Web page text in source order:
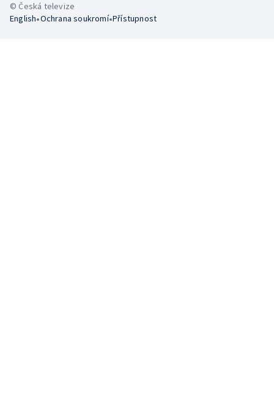
© Česká televize
English•Ochrana soukromí•Přístupnost